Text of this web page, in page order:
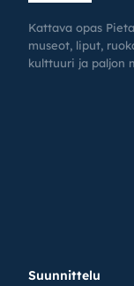
Kattava opas
museot, liput,
kulttuuri ja paljon
Suunnittelu